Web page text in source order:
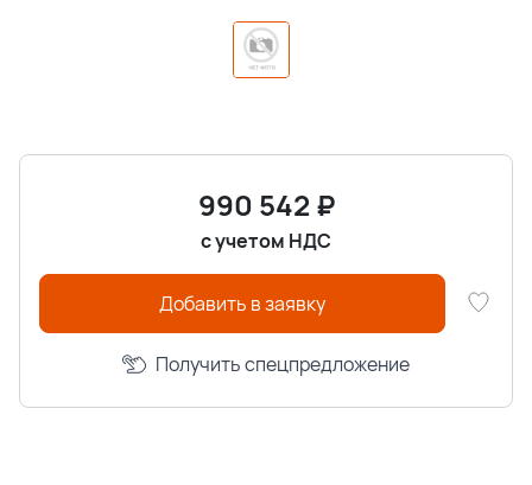
990 542 ₽
с учетом НДС
Добавить в заявку
Получить спецпредложение